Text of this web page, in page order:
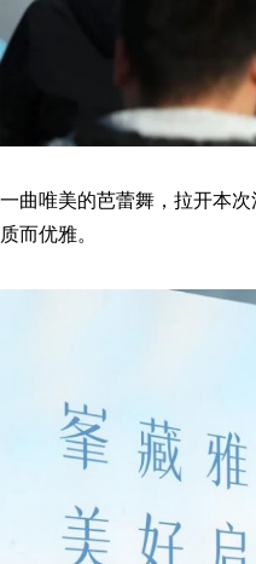
一曲唯美的芭蕾舞，拉开本
质而优雅。